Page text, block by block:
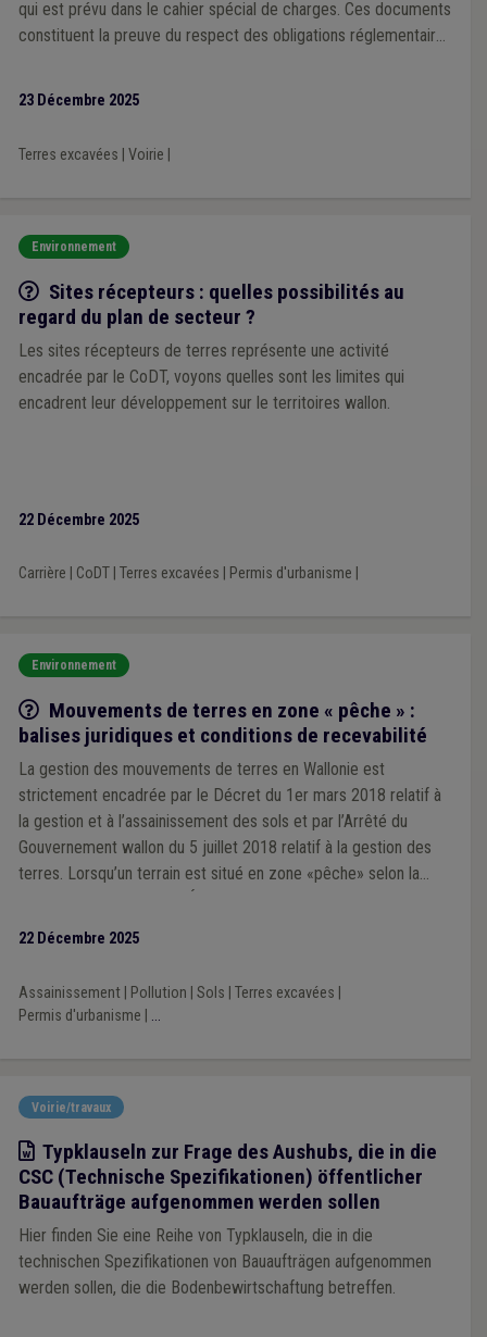
qui est prévu dans le cahier spécial de charges. Ces documents
constituent la preuve du respect des obligations réglementaires
23 Décembre 2025
Terres excavées Voirie
Environnement
Q/R
Sites récepteurs : quelles possibilités au
regard du plan de secteur ?
Les sites récepteurs de terres représente une activité
encadrée par le CoDT, voyons quelles sont les limites qui
encadrent leur développement sur le territoires wallon.
22 Décembre 2025
Carrière CoDT| Terres excavées Permis d'urbanisme
Environnement
Q/R
Mouvements de terres en zone « pêche » :
balises juridiques et conditions de recevabilité
La gestion des mouvements de terres en Wallonie est
strictement encadrée par le Décret du 1er mars 2018 relatif à
la gestion et à l’assainissement des sols et par l’Arrêté du
Gouvernement wallon du 5 juillet 2018 relatif à la gestion des
terres. Lorsqu’un terrain est situé en zone «pêche» selon la
22 Décembre 2025
Assainissement| Pollution Sols Terres excavées
Permis d'urbanisme
...
Voirie/travaux
Modèle
Typklauseln zur Frage des Aushubs, die in die
CSC (Technische Spezifikationen) öffentlicher
Bauaufträge aufgenommen werden sollen
Hier finden Sie eine Reihe von Typklauseln, die in die
technischen Spezifikationen von Bauaufträgen aufgenommen
werden sollen, die die Bodenbewirtschaftung betreffen.